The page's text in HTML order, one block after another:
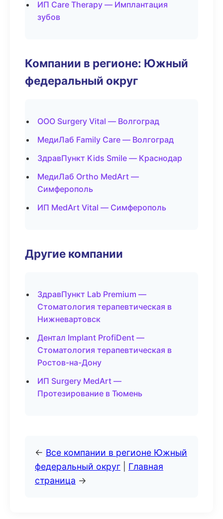
ИП Care Therapy — Имплантация
зубов
Компании в регионе: Южный
федеральный округ
ООО Surgery Vital — Волгоград
МедиЛаб Family Care — Волгоград
ЗдравПункт Kids Smile — Краснодар
МедиЛаб Ortho MedArt —
Симферополь
ИП MedArt Vital — Симферополь
Другие компании
ЗдравПункт Lab Premium —
Стоматология терапевтическая в
Нижневартовск
Дентал Implant ProfiDent —
Стоматология терапевтическая в
Ростов-на-Дону
ИП Surgery MedArt —
Протезирование в Тюмень
← Все компании в регионе Южный
федеральный округ
Главная
страница →